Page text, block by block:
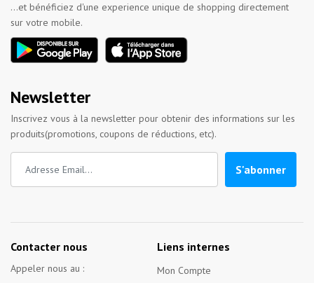
...et bénéficiez d'une experience unique de shopping directement
sur votre mobile.
Newsletter
Inscrivez vous à la newsletter pour obtenir des informations sur les
produits(promotions, coupons de réductions, etc).
S'abonner
Contacter nous
Appeler nous au :
Liens internes
Mon Compte